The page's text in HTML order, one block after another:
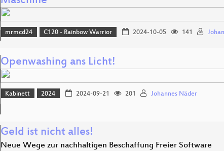
mrmcd24 C120 - Rainbow Warrior 2024-10-05 141
Openwashing ans Licht!
Kabinett 2024 2024-09-21 201 Johannes Näder
Geld ist nicht alles!
Neue Wege zur nachhaltigen Beschaffung Freier Software